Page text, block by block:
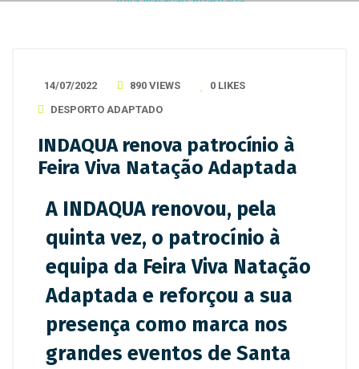
14/07/2022 890 VIEWS 0 LIKES
DESPORTO ADAPTADO
INDAQUA renova patrocínio à
Feira Viva Natação Adaptada
A INDAQUA renovou, pela
quinta vez, o patrocínio à
equipa da Feira Viva Natação
Adaptada e reforçou a sua
presença como marca nos
grandes eventos de Santa